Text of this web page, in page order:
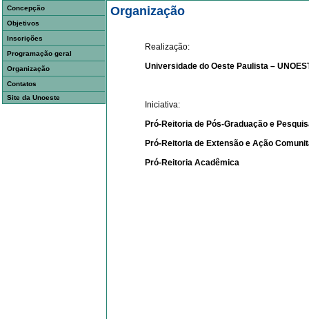
Organização
Realização:
Universidade do Oeste Paulista –
Iniciativa:
Pró-Reitoria de Pós-Graduação e
Pró-Reitoria de Extensão e Ação
Pró-Reitoria Acadêmica
Concepção
Objetivos
Inscrições
Programação geral
Organização
Contatos
Site da Unoeste